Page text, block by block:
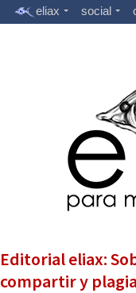
eliax social
Editorial eliax:
compartir y